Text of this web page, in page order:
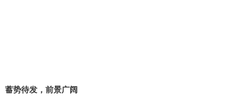
蓄势待发，前景广阔